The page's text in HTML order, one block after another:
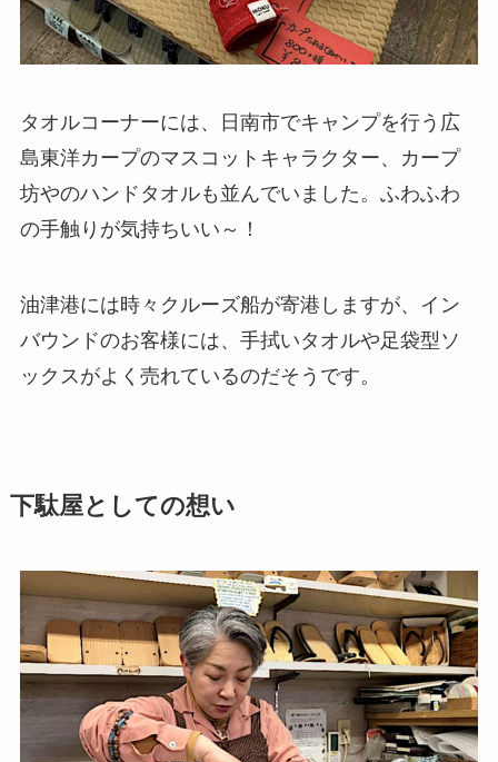
タオルコーナーには、日南市でキャンプを行う広
島東洋カープのマスコットキャラクター、カープ
坊やのハンドタオルも並んでいました。ふわふわ
の手触りが気持ちいい～！
油津港には時々クルーズ船が寄港しますが、イン
バウンドのお客様には、手拭いタオルや足袋型ソ
ックスがよく売れているのだそうです。
下駄屋としての想い